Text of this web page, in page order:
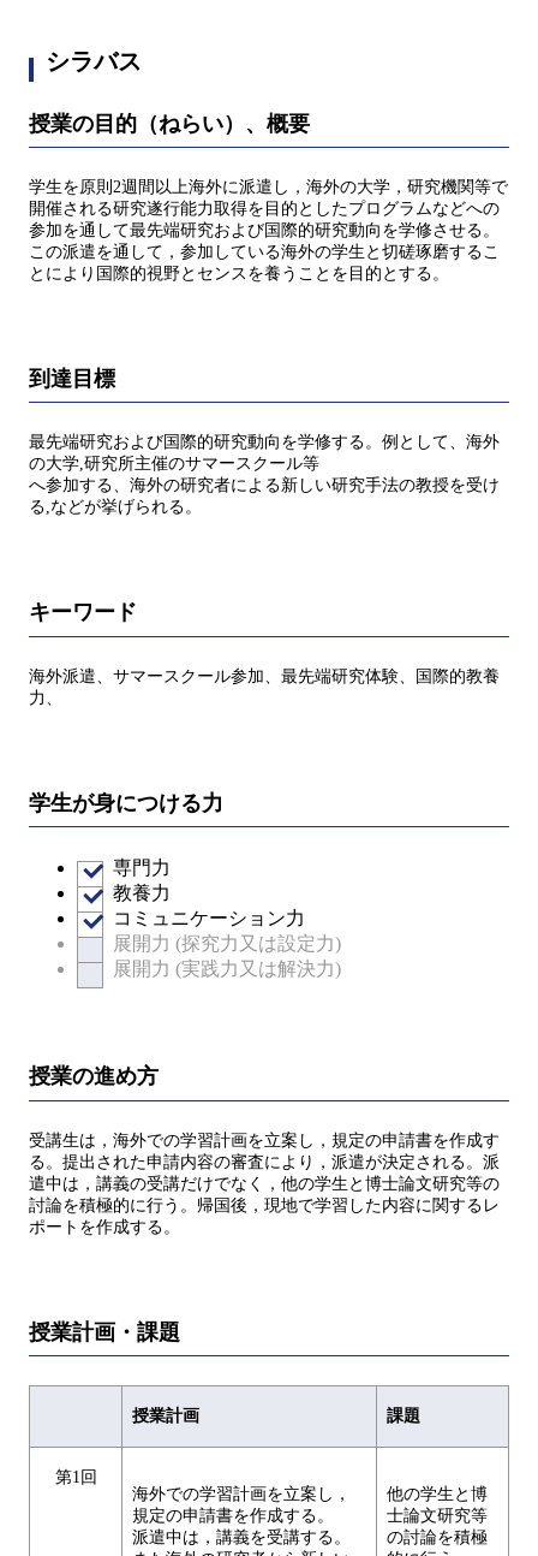
シラバス
授業の目的（ねらい）、概要
学生を原則2週間以上海外に派遣し，海外の大学，研究機関等で
開催される研究遂行能力取得を目的としたプログラムなどへの
参加を通して最先端研究および国際的研究動向を学修させる。
この派遣を通して，参加している海外の学生と切磋琢磨するこ
とにより国際的視野とセンスを養うことを目的とする。
到達目標
最先端研究および国際的研究動向を学修する。例として、海外
の大学,研究所主催のサマースクール等
へ参加する、海外の研究者による新しい研究手法の教授を受け
る,などが挙げられる。
キーワード
海外派遣、サマースクール参加、最先端研究体験、国際的教養
力、
学生が身につける力
専門力
教養力
コミュニケーション力
展開力 (探究力又は設定力)
展開力 (実践力又は解決力)
授業の進め方
受講生は，海外での学習計画を立案し，規定の申請書を作成す
る。提出された申請内容の審査により，派遣が決定される。派
遣中は，講義の受講だけでなく，他の学生と博士論文研究等の
討論を積極的に行う。帰国後，現地で学習した内容に関するレ
ポートを作成する。
授業計画・課題
授業計画 課題
第1回
海外での学習計画を立案し，
規定の申請書を作成する。
派遣中は，講義を受講する。
他の学生と博
士論文研究等
の討論を積極